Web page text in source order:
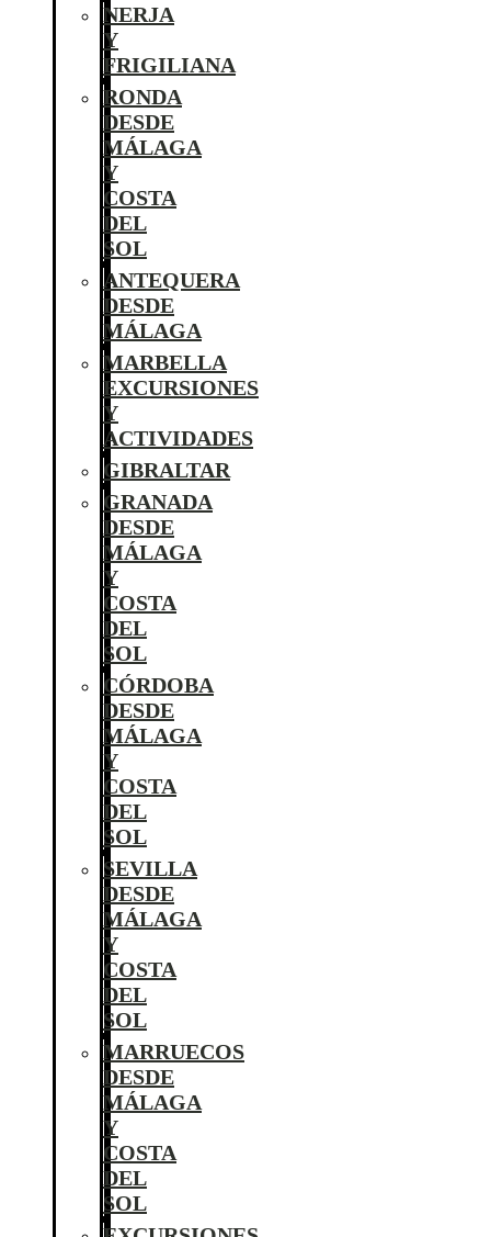
NERJA
Y
FRIGILIANA
RONDA
DESDE
MÁLAGA
Y
COSTA
DEL
SOL
ANTEQUERA
DESDE
MÁLAGA
MARBELLA
EXCURSIONES
Y
ACTIVIDADES
GIBRALTAR
GRANADA
DESDE
MÁLAGA
Y
COSTA
DEL
SOL
CÓRDOBA
DESDE
MÁLAGA
Y
COSTA
DEL
SOL
SEVILLA
DESDE
MÁLAGA
Y
COSTA
DEL
SOL
MARRUECOS
DESDE
MÁLAGA
Y
COSTA
DEL
SOL